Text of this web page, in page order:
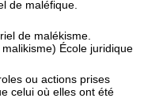
de maléfique.
de malékisme.
malikisme) École juridique
ou actions prises
celui où elles ont été